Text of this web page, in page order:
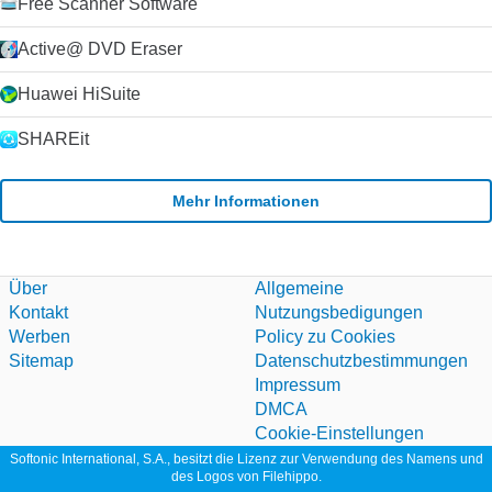
Free Scanner Software
Active@ DVD Eraser
Huawei HiSuite
SHAREit
Mehr Informationen
Über
Kontakt
Werben
Sitemap
Allgemeine
Nutzungsbedigungen
Policy zu Cookies
Datenschutzbestimmungen
Impressum
DMCA
Cookie-Einstellungen
Softonic International, S.A., besitzt die Lizenz zur Verwendung des Namens und
des Logos von Filehippo.